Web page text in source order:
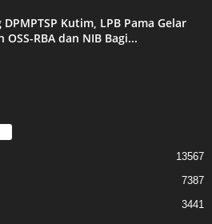
DPMPTSP Kutim, LPB Pama Gelar
OSS-RBA dan NIB Bagi...
13567
7387
3441